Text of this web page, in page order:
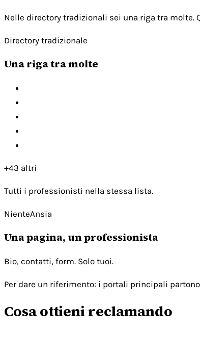
Nelle directory tradizionali sei una riga tra molte.
Directory tradizionale
Una riga tra molte
+43 altri
Tutti i professionisti nella stessa lista.
NienteAnsia
Una pagina, un professionista
Bio, contatti, form. Solo tuoi.
Per dare un riferimento: i portali principali
Cosa ottieni reclamando